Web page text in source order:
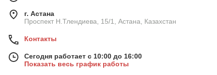
г. Астана
Проспект Н.Тлендиева, 15/1, Астана, Казахстан
Контакты
Сегодня работает с 10:00 до 16:00
Показать весь график работы